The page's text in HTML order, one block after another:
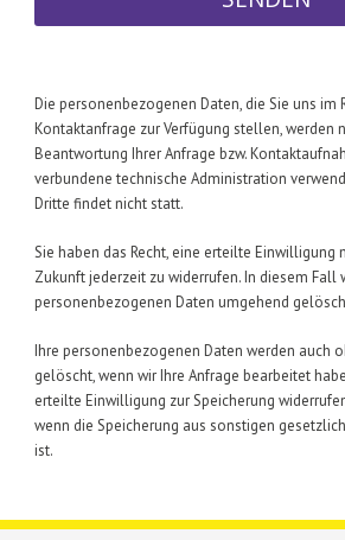
Die personenbezogenen Daten, die Sie uns im
Kontaktanfrage zur Verfügung stellen, werden
Beantwortung Ihrer Anfrage bzw.
verbundene technische Administration
Dritte findet nicht statt.
Sie haben das Recht, eine erteilte Einwilligung
Zukunft jederzeit zu widerrufen. In diesem Fall
personenbezogenen Daten umgehend
Ihre personenbezogenen Daten werden auch
gelöscht, wenn wir Ihre Anfrage bearbeitet
erteilte Einwilligung zur Speicherung
wenn die Speicherung aus sonstigen
ist.